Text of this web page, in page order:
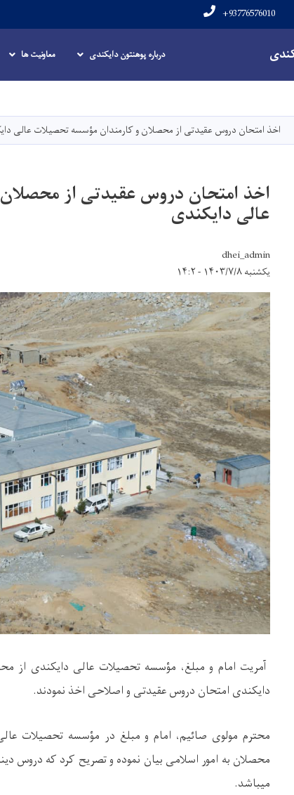
+93776576010
درباره پوهنتون دایکندی معاونیت ها
اخذ امتحان دروس عقیدتی از محصلان و کارمندان مؤسسه تحصیلات عالی
اخذ امتحان دروس عقیدتی از
عالی دایکندی
dhei_admin
یکشنبه ۱۴۰۳/۷/۸ - ۱۴:۲
آمریت امام و مبلغ، مؤسسه تحصیلات عالی دایکندی
دایکندی امتحان دروس عقیدتی و اصلاحی اخذ نمودند.
محترم مولوی صائیم، امام و مبلغ در مؤسسه تحصیلات
محصلان به امور اسلامی بیان نموده و تصریح کرد که دروس
میباشد.